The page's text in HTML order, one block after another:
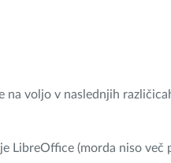
na voljo v naslednjih
LibreOffice (morda niso več